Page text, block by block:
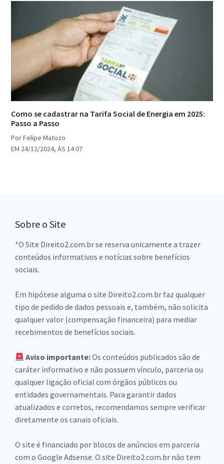
Como se cadastrar na Tarifa Social de Energia em 2025:
Passo a Passo
Por Felipe Matozo
EM 24/12/2024, ÀS 14:07
Sobre o Site
*O Site Direito2.com.br se reserva unicamente a trazer
conteúdos informativos e notícias sobre benefícios
sociais.
Em hipótese alguma o site Direito2.com.br faz qualquer
tipo de pedido de dados pessoais e, também, não solicita
qualquer valor (compensação financeira) para mediar
recebimentos de benefícios sociais.
Aviso importante:Os conteúdos publicados são de
caráter informativo e não possuem vínculo, parceria ou
qualquer ligação oficial com órgãos públicos ou
entidades governamentais. Para garantir dados
atualizados e corretos, recomendamos sempre verificar
diretamente os canais oficiais.
O site é financiado por blocos de anúncios em parceria
com o Google Adsense. O site Direito2.com.br não tem